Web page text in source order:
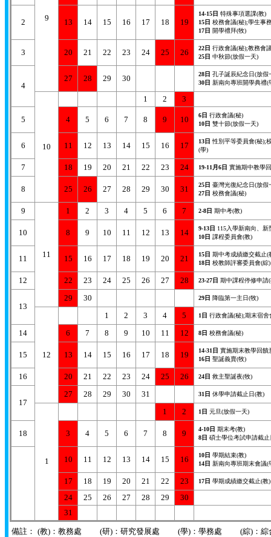
9
2 13 14 15 16 17 18 19
14-15日 特殊事項選課(教)
15日 校務會議(秘);學生事
17日 開學禮拜(牧)
3 20 21 22 23 24 25 26 22日 行政會議(秘);教務會
25日 中秋節(放假一天)
4
27 28 29 30 28日 孔子誕辰紀念日(放假
30日 新南向專班開學典禮(
10
1 2 3
5 4 5 6 7 8 9 10 6日 行政會議(秘)
10日 雙十節(放假一天)
6 11 12 13 14 15 16 17 13日 性別平等委員會(秘);
(學)
7 18 19 20 21 22 23 24 19-11月6日 實施期中教學
8 25 26 27 28 29 30 31 25日 臺灣光復紀念日(放假
27日 校務會議(秘)
9
11
1 2 3 4 5 6 7 2-8日 期中考(教)
10 8 9 10 11 12 13 14 9-13日 115入學新南向、新
10日 課程委員會(教)
11 15 16 17 18 19 20 21 15日 期中考成績繳交截止(
18日 校教師評審委員會(綜)
12 22 23 24 25 26 27 28 23-27日 期中課程停修申請
13
29 30 29日 降臨第一主日(牧)
12
1 2 3 4 5 1日 行政會議(秘);期末宿舍
14 6 7 8 9 10 11 12 8日 校務會議(秘)
15 13 14 15 16 17 18 19 14-31日 實施期末教學回饋
16日 聖誕義賣(牧)
16 20 21 22 23 24 25 26 24日 救主聖誕夜(牧)
17
27 28 29 30 31 31日 休學申請截止日(教)
1
1 2 1日 元旦(放假一天)
18 3 4 5 6 7 8 9 4-10日 期末考(教)
8日 碩士學位考試申請截止
10 11 12 13 14 15 16 10日 學期結束(教)
14日 新南向專班期末會議(
17 18 19 20 21 22 23 17日 學期成績繳交截止(教)
24 25 26 27 28 29
30
31
備註： (教)：教務處
(研)：研究發展處
(學)：學務處
(綜)：